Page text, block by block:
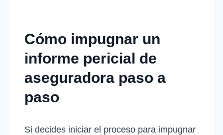
Cómo impugnar un
informe pericial de
aseguradora paso a
paso
Si decides iniciar el proceso para impugnar